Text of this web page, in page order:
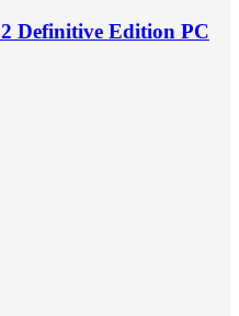
Definitive Edition PC